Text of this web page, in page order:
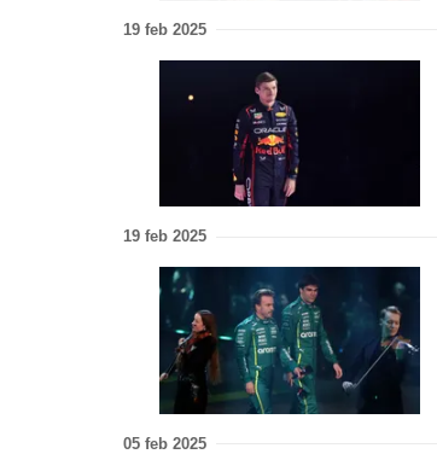
19 feb 2025
19 feb 2025
05 feb 2025